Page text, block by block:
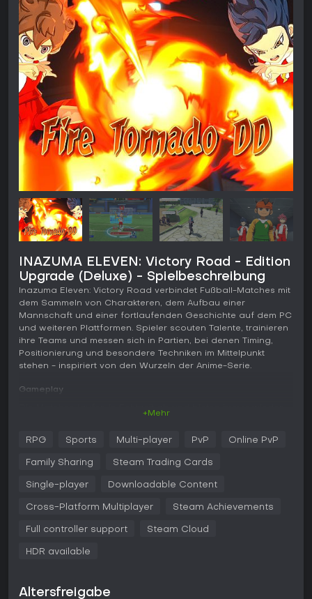
INAZUMA ELEVEN: Victory Road - Edition
Upgrade (Deluxe) - Spielbeschreibung
Inazuma Eleven: Victory Road verbindet Fußball-Matches mit
dem Sammeln von Charakteren, dem Aufbau einer
Mannschaft und einer fortlaufenden Geschichte auf dem PC
und weiteren Plattformen. Spieler scouten Talente, trainieren
ihre Teams und messen sich in Partien, bei denen Timing,
Positionierung und besondere Techniken im Mittelpunkt
stehen - inspiriert von den Wurzeln der Anime-Serie.
Gameplay
Richtung über Erfolg oder Misserfolg entscheiden. Die
Teams setzen kraftvolle Spezialtechniken ein, die präzise
ständig verändern. Außerhalb des Spielfelds verbessern die
neue Fähigkeiten frei und achten auf die Chemie innerhalb
Geschick als Trainer als auch schnelle Reaktionen während
der Matches und schafft so einen Wechsel aus Vorbereitung
Neben den Matches gibt es Erkundung und Nebenaktivitäten.
+Mehr
RPG Sports Multi-player PvP Online PvP
Family Sharing Steam Trading Cards
Single-player Downloadable Content
Cross-Platform Multiplayer Steam Achievements
Full controller support Steam Cloud
HDR available
Altersfreigabe